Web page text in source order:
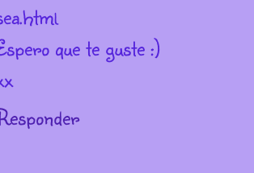
que te guste :)